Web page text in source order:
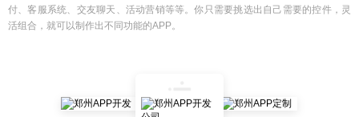
付、客服系统、交友聊天、活动营销等等。你只需要挑选出自己需要的控件，灵
活组合，就可以制作出不同功能的APP。